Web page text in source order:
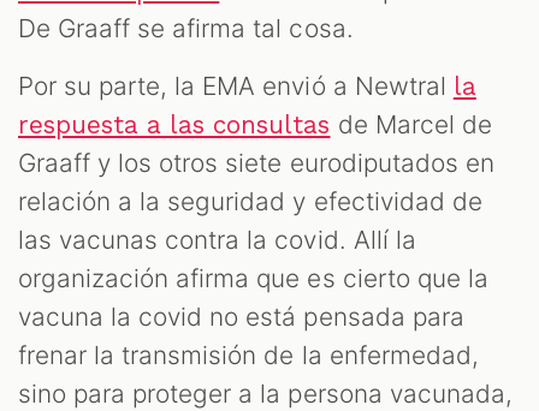
De Graaff se afirma tal cosa.
Por su parte, la EMA envió a Newtral la
respuesta a las consultas de Marcel de
Graaff y los otros siete eurodiputados en
relación a la seguridad y efectividad de
las vacunas contra la covid. Allí la
organización afirma que es cierto que la
vacuna la covid no está pensada para
frenar la transmisión de la enfermedad,
sino para proteger a la persona vacunada,